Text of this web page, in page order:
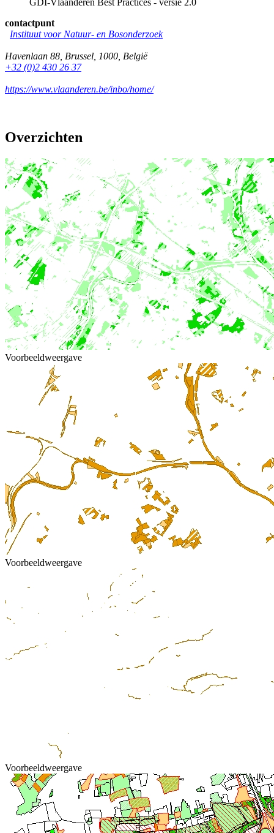
GDI-Vlaanderen Best Practices - versie 2.0
contactpunt
Instituut voor Natuur- en Bosonderzoek
Havenlaan 88 Brussel 1000 België
+32 (0)2 430 26 37
https://www.vlaanderen.be/inbo/home/
Overzichten
Voorbeeldweergave
Voorbeeldweergave
Voorbeeldweergave